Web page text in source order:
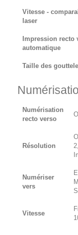
Vitesse -
laser
Impression recto
automatique
Taille des
Numérisation
recto verso
Résolution
Numériser
vers
Vitesse